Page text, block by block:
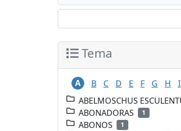
Tema
A B C D E F G H I
ABELMOSCHUS
ABONADORAS 1
ABONOS 1